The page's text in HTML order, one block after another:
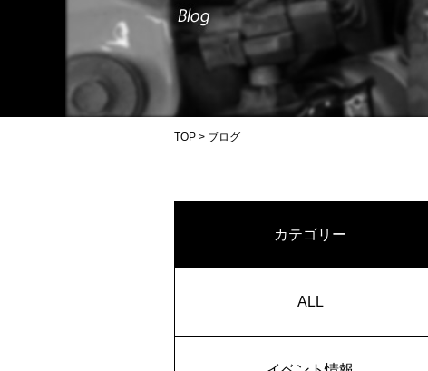
TOP > ブログ
カテゴリー
ALL